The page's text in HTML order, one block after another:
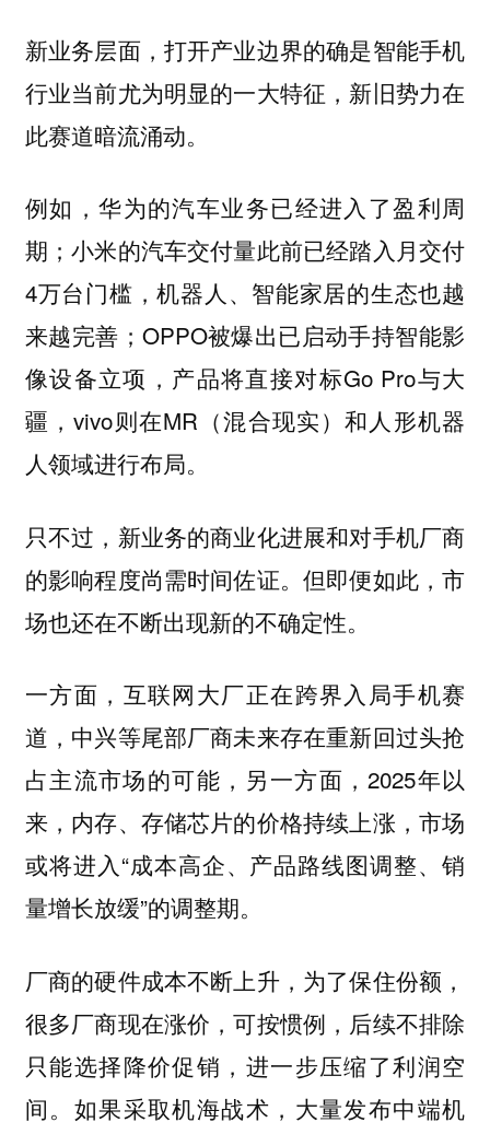
新业务层面，打开产业边界的确是智能手机
行业当前尤为明显的一大特征，新旧势力在
此赛道暗流涌动。
例如，华为的汽车业务已经进入了盈利周
期；小米的汽车交付量此前已经踏入月交付
4万台门槛，机器人、智能家居的生态也越
来越完善；OPPO被爆出已启动手持智能影
像设备立项，产品将直接对标Go Pro与大
疆，vivo则在MR（混合现实）和人形机器
人领域进行布局。
只不过，新业务的商业化进展和对手机厂商
的影响程度尚需时间佐证。但即便如此，市
场也还在不断出现新的不确定性。
一方面，互联网大厂正在跨界入局手机赛
道，中兴等尾部厂商未来存在重新回过头抢
占主流市场的可能，另一方面，2025年以
来，内存、存储芯片的价格持续上涨，市场
或将进入“成本高企、产品路线图调整、销
量增长放缓”的调整期。
厂商的硬件成本不断上升，为了保住份额，
很多厂商现在涨价，可按惯例，后续不排除
只能选择降价促销，进一步压缩了利润空
间。如果采取机海战术，大量发布中端机